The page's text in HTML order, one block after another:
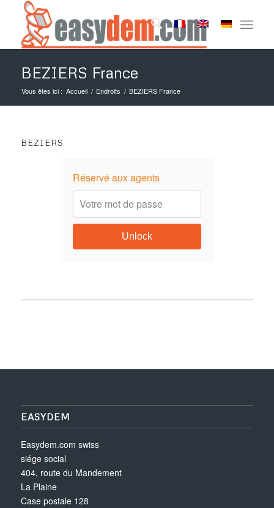
BEZIERS France
Vous êtes ici : Accueil / Endroits / BEZIERS France
BEZIERS
Réservé aux agents
Unlock
EASYDEM
Easydem.com swiss
siége social
404, route du Mandement
La Plaine
Case postale 128